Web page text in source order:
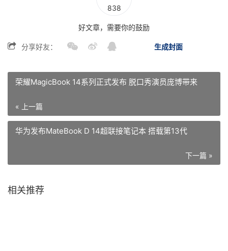
838
好文章，需要你的鼓励
生成封面
分享好友：
荣耀MagicBook 14系列正式发布 脱口秀演员庞博带来
« 上一篇
华为发布MateBook D 14超联接笔记本 搭载第13代
下一篇 »
相关推荐